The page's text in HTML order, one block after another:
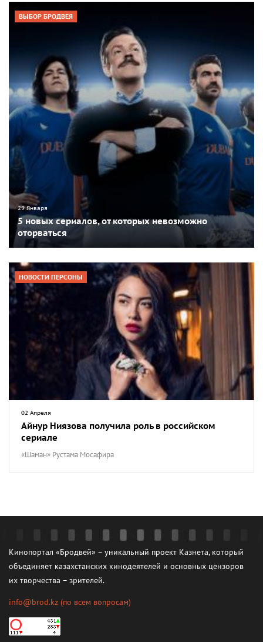
ВЫБОР БРОДВЕЯ
29 Января
5 новых сериалов, от которых невозможно
оторваться
НОВОСТИ ПЕРСОНЫ
02 Апреля
Айнур Ниязова получила роль в российском
сериале
«Шаман» Рустама Мосафира
Кинопортал «Бродвей» – уникальный проект Казнета, который
объединяет казахстанских кинодеятелей и основных цензоров
их творчества – зрителей.
info@brod.kz (по всем вопросам)